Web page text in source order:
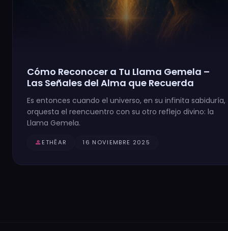
Cómo Reconocer a Tu Llama Gemela –
Las Señales del Alma que Recuerda
Es entonces cuando el universo, en su infinita sabiduría,
orquesta el reencuentro con su otro reflejo divino: la
Llama Gemela.
personETHĒAR 16 NOVIEMBRE 2025